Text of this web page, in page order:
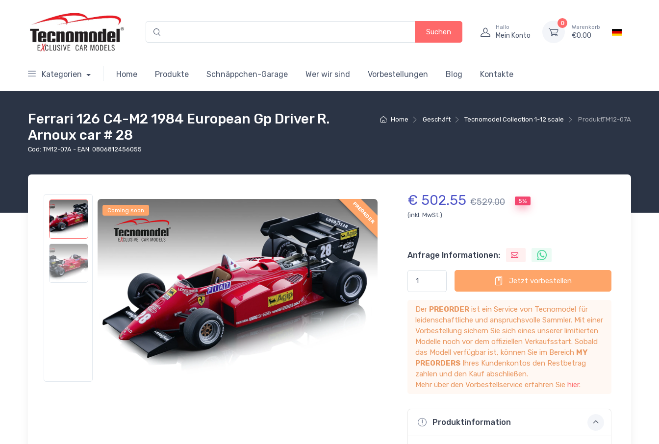
Suchen
Hallo
Mein Konto
0
Warenkorb
€0,00
Kategorien Home Produkte Schnäppchen-Garage Wer wir sind Vorbestellungen Blog Kontakte
Home Geschäft Tecnomodel Collection 1-12 scale ProduktTM12-07A
Ferrari 126 C4-M2 1984 European Gp Driver R.
Arnoux car # 28
Cod: TM12-07A - EAN: 0806812456055
Coming soon PREORDER
€ 502.55 €529.00 5%
(inkl. MwSt.)
Anfrage Informationen:
Jetzt vorbestellen
Der PREORDERist ein Service von Tecnomodel für
leidenschaftliche und anspruchsvolle Sammler. Mit einer
Vorbestellung sichern Sie sich eines unserer limitierten
Modelle noch vor dem offiziellen Verkaufsstart. Sobald
das Modell verfügbar ist, können Sie im Bereich MY
PREORDERSIhres Kundenkontos den Restbetrag
zahlen und den Kauf abschließen.
Mehr über den Vorbestellservice erfahren Sie hier.
Produktinformation